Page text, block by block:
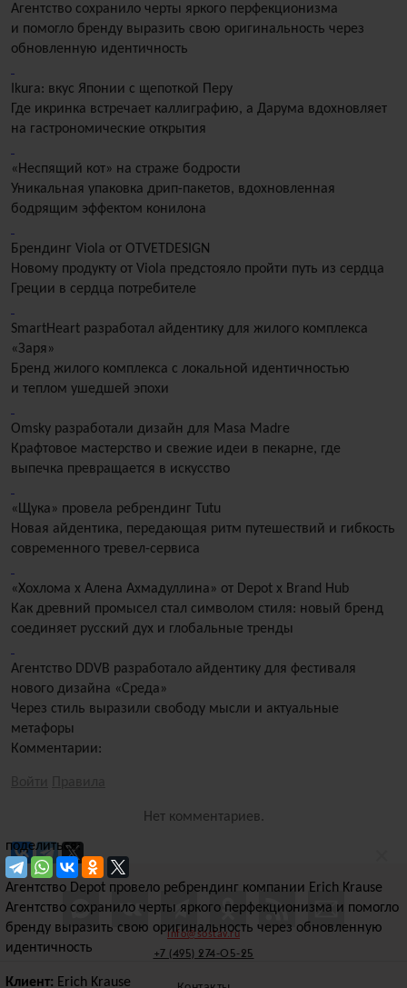
поделиться:
Агентство Depot провело ребрендинг компании Erich Krause
Агентство сохранило черты яркого перфекционизма и помогло
бренду выразить свою оригинальность через обновленную
идентичность
Клиент: Erich Krause
Агентство сохранило черты яркого перфекционизма
и помогло бренду выразить свою оригинальность через
обновленную идентичность
Ikura: вкус Японии с щепоткой Перу
Где икринка встречает каллиграфию, а Дарума вдохновляет
на гастрономические открытия
«Неспящий кот» на страже бодрости
Уникальная упаковка дрип-пакетов, вдохновленная
бодрящим эффектом конилона
Брендинг Viola от OTVETDESIGN
Новому продукту от Viola предстояло пройти путь из сердца
Греции в сердца потребителе
SmartHeart разработал айдентику для жилого комплекса
«Заря»
Бренд жилого комплекса с локальной идентичностью
и теплом ушедшей эпохи
Omsky разработали дизайн для Masa Madre
Крафтовое мастерство и свежие идеи в пекарне, где
выпечка превращается в искусство
«Щука» провела ребрендинг Tutu
Новая айдентика, передающая ритм путешествий и гибкость
современного тревел-сервиса
«Хохлома x Алена Ахмадуллина» от Depot x Brand Hub
Как древний промысел стал символом стиля: новый бренд
соединяет русский дух и глобальные тренды
Агентство DDVB разработало айдентику для фестиваля
нового дизайна «Среда»
Через стиль выразили свободу мысли и актуальные
метафоры
Комментарии:
Нет комментариев.
info@sostav.ru
+7 (495) 274-05-25